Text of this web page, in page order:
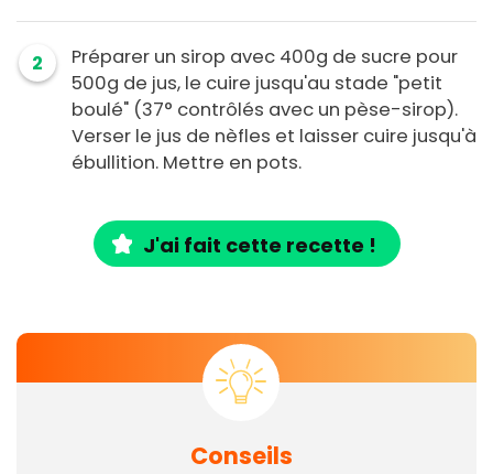
2
Préparer un sirop avec 400g de sucre pour
500g de jus, le cuire jusqu'au stade "petit
boulé" (37° contrôlés avec un pèse-sirop).
Verser le jus de nèfles et laisser cuire jusqu'à
ébullition. Mettre en pots.
J'ai fait cette recette !
Conseils